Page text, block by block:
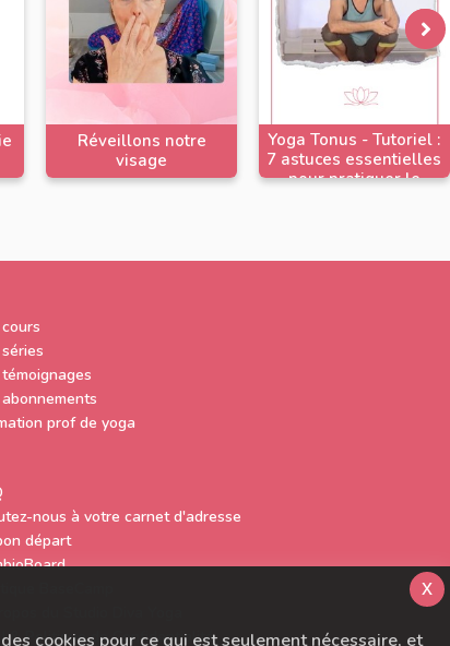
Réveillons notre
visage
Yoga Tonus - Tutoriel :
7 astuces essentielles
pour pratiquer le
prof de yoga
nous à votre carnet d'adresse
départ
du Studio Diva Yoga
& Politique de Confidentialité
cookies pour ce qui est seulement nécessaire, et
x